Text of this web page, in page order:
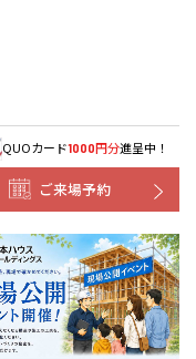
QUOカード1000円分進呈中！
ご来場予約